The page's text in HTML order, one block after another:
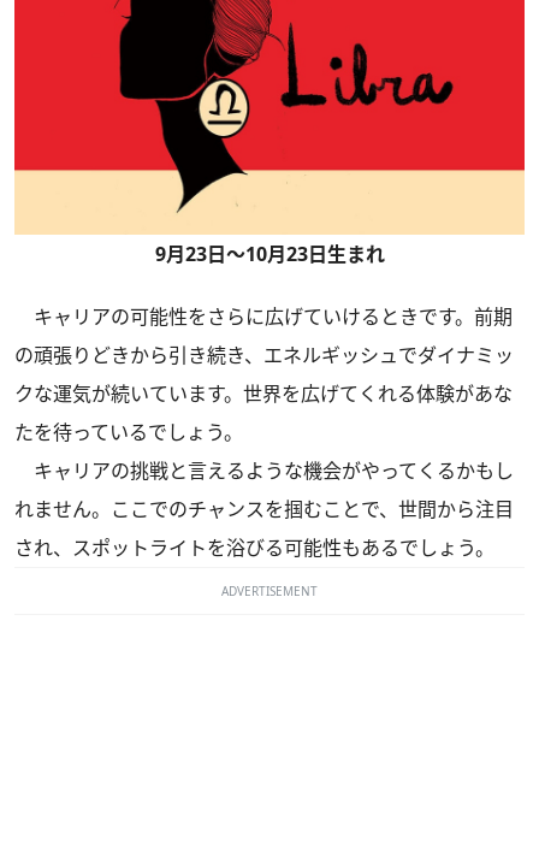
9月23日～10月23日生まれ
キャリアの可能性をさらに広げていけるときです。前期
の頑張りどきから引き続き、エネルギッシュでダイナミッ
クな運気が続いています。世界を広げてくれる体験があな
たを待っているでしょう。
キャリアの挑戦と言えるような機会がやってくるかもし
れません。ここでのチャンスを掴むことで、世間から注目
され、スポットライトを浴びる可能性もあるでしょう。
ADVERTISEMENT